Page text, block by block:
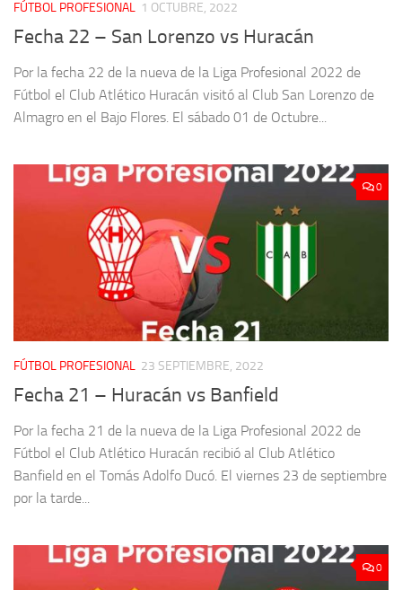
FÚTBOL PROFESIONAL 1 OCTUBRE, 2022
Fecha 22 – San Lorenzo vs Huracán
Por la fecha 22 de la nueva de la Liga Profesional 2022 de
Fútbol el Club Atlético Huracán visitó al Club San Lorenzo de
Almagro en el Bajo Flores. El sábado 01 de Octubre...
0
FÚTBOL PROFESIONAL 23 SEPTIEMBRE, 2022
Fecha 21 – Huracán vs Banfield
Por la fecha 21 de la nueva de la Liga Profesional 2022 de
Fútbol el Club Atlético Huracán recibió al Club Atlético
Banfield en el Tomás Adolfo Ducó. El viernes 23 de septiembre
por la tarde...
0